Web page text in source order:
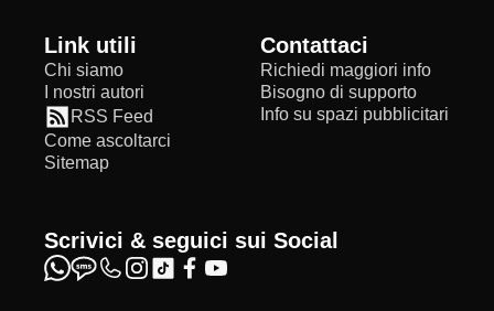
Link utili
Chi siamo
I nostri autori
RSS Feed
Come ascoltarci
Sitemap
Contattaci
Richiedi maggiori info
Bisogno di supporto
Info su spazi pubblicitari
Scrivici & seguici sui Social